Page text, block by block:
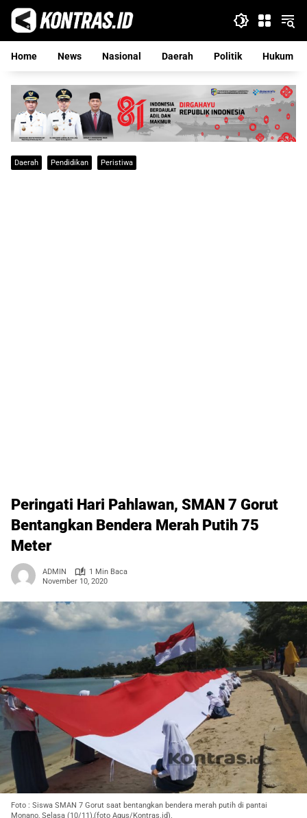
Langsung
konten
Home
News Nasional Daerah Politik Hukum
Daerah Pendidikan Peristiwa
Peringati Hari Pahlawan, SMAN 7 Gorut
Bentangkan Bendera Merah Putih 75
Meter
ADMIN
1 Min Baca
November 10, 2020
Foto : Siswa SMAN 7 Gorut saat bentangkan bendera merah putih di pantai
Monano, Selasa (10/11),(foto Agus/Kontras.id).